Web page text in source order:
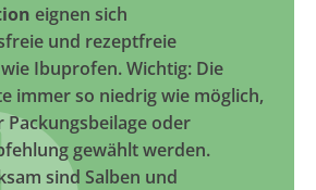
eignen sich
und rezeptfreie
Ibuprofen. Wichtig: Die
immer so niedrig wie möglich,
Packungsbeilage oder
gewählt werden.
sind Salben und